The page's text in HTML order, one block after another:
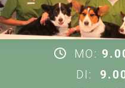
 MO:
DI: